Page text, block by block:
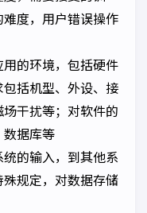
度，用户错误操作
的环境，包括硬件
括机型、外设、接
干扰等；对软件的
据库等
的输入，到其他系
规定，对数据存储